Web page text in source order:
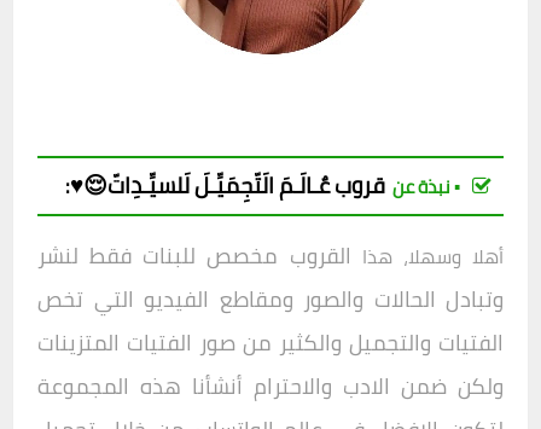
▪︎ نبذة عن قروبعٌـالَـمَ الَتّجِمَيِّـلَ لَلسيِّـدِاتّ😌♥️:
أهلا وسهلا، هذا القروب مخصص للبنات فقط لنشر
وتبادل الحالات والصور ومقاطع الفيديو التي تخص
الفتيات والتجميل والكثير من صور الفتيات المتزينات
ولكن ضمن الادب والاحترام أنشأنا هذه المجموعة